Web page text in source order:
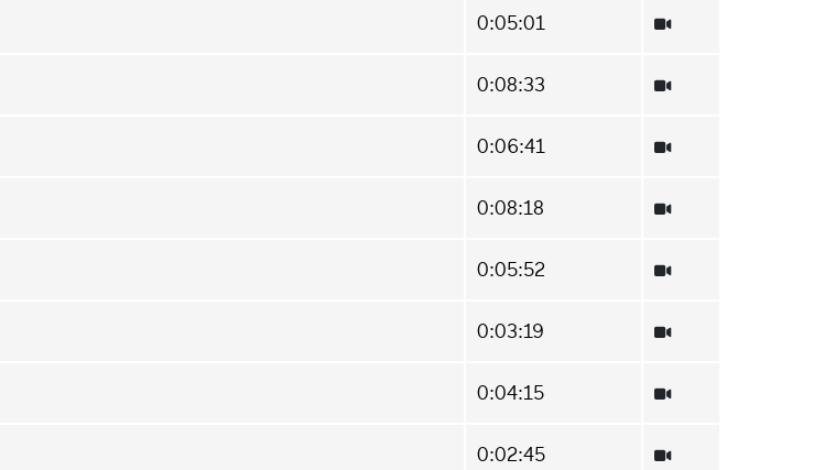
0:05:01
0:08:33
0:06:41
0:08:18
0:05:52
0:03:19
0:04:15
0:02:45